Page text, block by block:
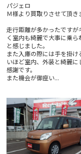
パジェロ
Ｍ様より買取りさせて頂き
走行距離が多かったですが
く室内も綺麗で大事に乗ら
と感じました。
また入庫の際には手を掛け
いほど室内、外装と綺麗に
感謝です。
また機会が御座い...